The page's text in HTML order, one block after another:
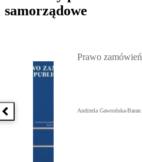
samorządowe
Poprzednia książka
Prawo
Andrzela Gawrońska-